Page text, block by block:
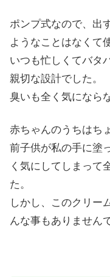
ポンプ式なので、出
ようなことはなくて
いつも忙しくてバタ
親切な設計でした。
臭いも全く気になら
赤ちゃんのうちはち
前子供が私の手に塗
く気にしてしまって
た。
しかし、このクリー
んな事もありません